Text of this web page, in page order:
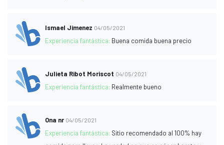
Ismael Jimenez 04/05/2021
Experiencia fantástica: Buena comida buena precio
Julieta Ribot Moriscot 04/05/2021
Experiencia fantástica: Realmente bueno
Ona nr 04/05/2021
Experiencia fantástica: Sitio recomendado al 100% hay